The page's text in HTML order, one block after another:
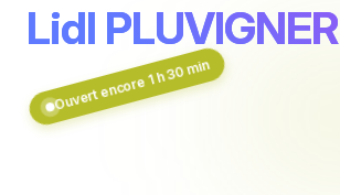
Lidl PLUVIGNER
Ouvert encore 1 h 30 min